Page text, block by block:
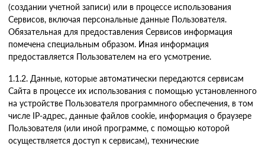
(создании учетной записи) или в процессе использования
Сервисов, включая персональные данные Пользователя.
Обязательная для предоставления Сервисов информация
помечена специальным образом. Иная информация
предоставляется Пользователем на его усмотрение.
1.1.2. Данные, которые автоматически передаются сервисам
Сайта в процессе их использования с помощью установленного
на устройстве Пользователя программного обеспечения, в том
числе IP-адрес, данные файлов cookie, информация о браузере
Пользователя (или иной программе, с помощью которой
осуществляется доступ к сервисам), технические